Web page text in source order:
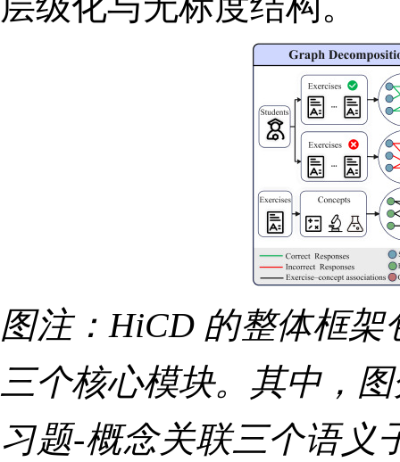
图注：HiCD 的整体框架
三个核心模块。其中，
习题-概念关联三个语义